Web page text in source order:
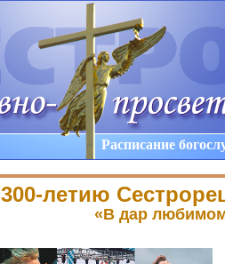
Расписание
300-летию
«В дар